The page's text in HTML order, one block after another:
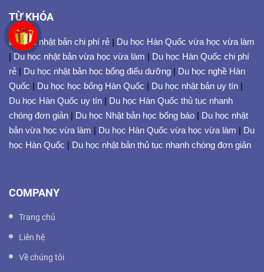
TỪ KHÓA
Du học nhật bản chi phí rẻ | Du học Hàn Quốc vừa học vừa làm
| Du học nhật bản vừa học vừa làm | Du học Hàn Quốc chi phí
rẻ | Du học nhật bản học bổng điểu dưỡng | Du học nghề Hàn
Quốc | Du học học bổng Hàn Quốc | Du học nhật bản uy tín |
Du học Hàn Quốc uy tín | Du học Hàn Quốc thủ tục nhanh
chóng đơn giản | Du học Nhật bản học bổng báo | Du học nhật
bản vừa học vừa làm | Du học Hàn Quốc vừa học vừa làm | Du
học Hàn Quốc | Du học nhật bản thủ tục nhanh chóng đơn giản
COMPANY
Trang chủ
Liên hệ
Về chúng tôi